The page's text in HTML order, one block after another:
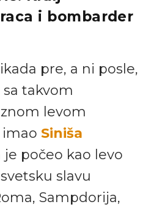
i bombarder
pre, a ni posle,
takvom
levom
Siniša
je počeo kao levo
slavu
Sampdorija,